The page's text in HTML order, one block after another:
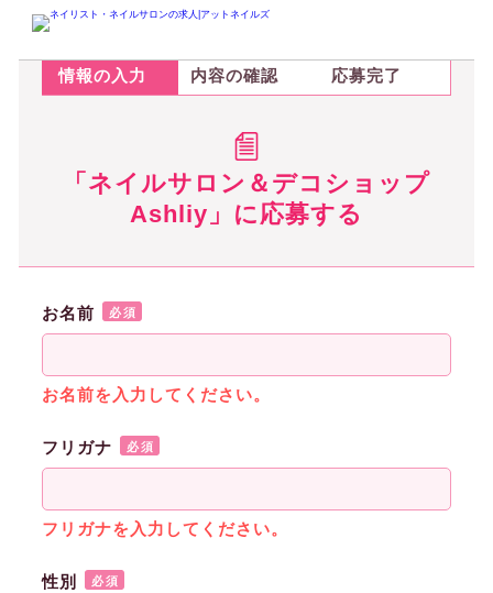
情報の入力 内容の確認 応募完了
「ネイルサロン＆デコショップ
Ashliy」に応募する
お名前 必須
お名前を入力してください。
フリガナ 必須
フリガナを入力してください。
性別 必須